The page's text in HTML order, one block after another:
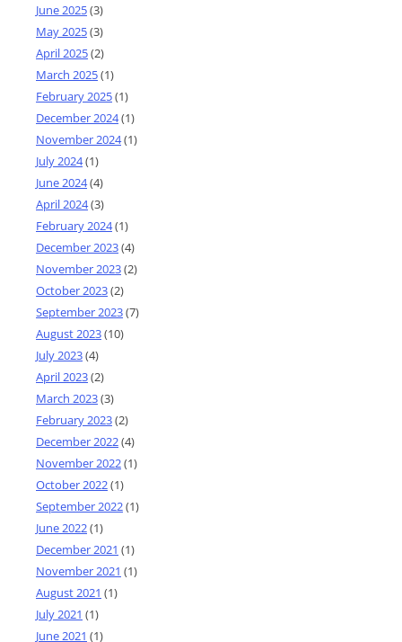
June 2025(3)
May 2025(3)
April 2025(2)
March 2025(1)
February 2025(1)
December 2024(1)
November 2024(1)
July 2024(1)
June 2024(4)
April 2024(3)
February 2024(1)
December 2023(4)
November 2023(2)
October 2023(2)
September 2023(7)
August 2023(10)
July 2023(4)
April 2023(2)
March 2023(3)
February 2023(2)
December 2022(4)
November 2022(1)
October 2022(1)
September 2022(1)
June 2022(1)
December 2021 (1)
November 2021 (1)
August 2021 (1)
July 2021 (1)
June 2021 (1)